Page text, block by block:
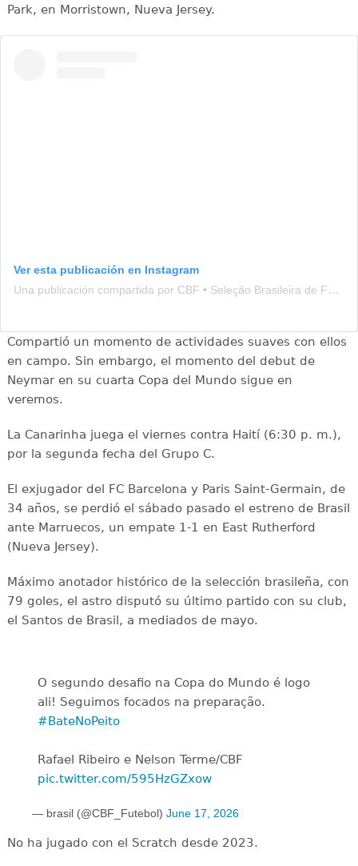
Park, en Morristown, Nueva Jersey.
Ver esta publicación en Instagram
Una publicación compartida por CBF • Seleção Brasileira de Futebol (@brasil)
Compartió un momento de actividades suaves con ellos
en campo. Sin embargo, el momento del debut de
Neymar en su cuarta Copa del Mundo sigue en
veremos.
La Canarinha juega el viernes contra Haití (6:30 p. m.),
por la segunda fecha del Grupo C.
El exjugador del FC Barcelona y Paris Saint-Germain, de
34 años, se perdió el sábado pasado el estreno de Brasil
ante Marruecos, un empate 1-1 en East Rutherford
(Nueva Jersey).
Máximo anotador histórico de la selección brasileña, con
79 goles, el astro disputó su último partido con su club,
el Santos de Brasil, a mediados de mayo.
O segundo desafio na Copa do Mundo é logo
ali! Seguimos focados na preparação.
#BateNoPeito
Rafael Ribeiro e Nelson Terme/CBF
pic.twitter.com/595HzGZxow
— brasil (@CBF_Futebol) June 17, 2026
No ha jugado con el Scratch desde 2023.